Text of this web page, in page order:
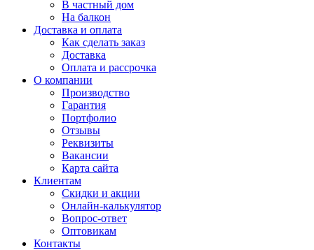
В частный дом
На балкон
Доставка и оплата
Как сделать заказ
Доставка
Оплата и рассрочка
О компании
Производство
Гарантия
Портфолио
Отзывы
Реквизиты
Вакансии
Карта сайта
Клиентам
Скидки и акции
Онлайн-калькулятор
Вопрос-ответ
Оптовикам
Контакты